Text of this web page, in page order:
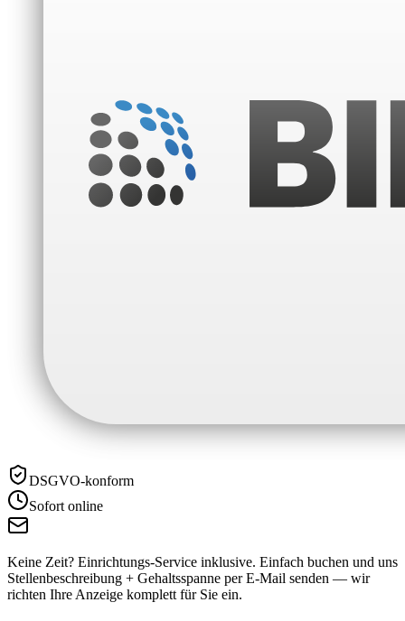
DSGVO-konform
Sofort online
Keine Zeit? Einrichtungs-Service inklusive. Einfach buchen und uns
Stellenbeschreibung + Gehaltsspanne per E-Mail senden — wir
richten Ihre Anzeige komplett für Sie ein.